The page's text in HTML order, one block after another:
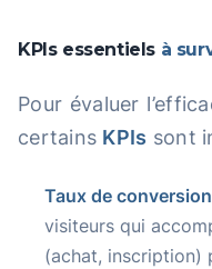
KPIs essentiels à
Pour évaluer
certains KPIs sont
Taux de
visiteurs qui
(achat, inscription)